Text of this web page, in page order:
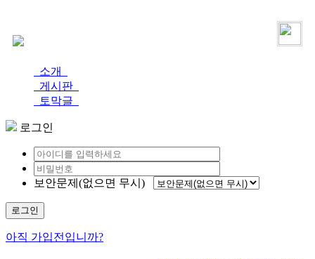
소개
게시판
토막글
로그인
보안문제(없으면 무시)
로그인
아직 가입전입니까?